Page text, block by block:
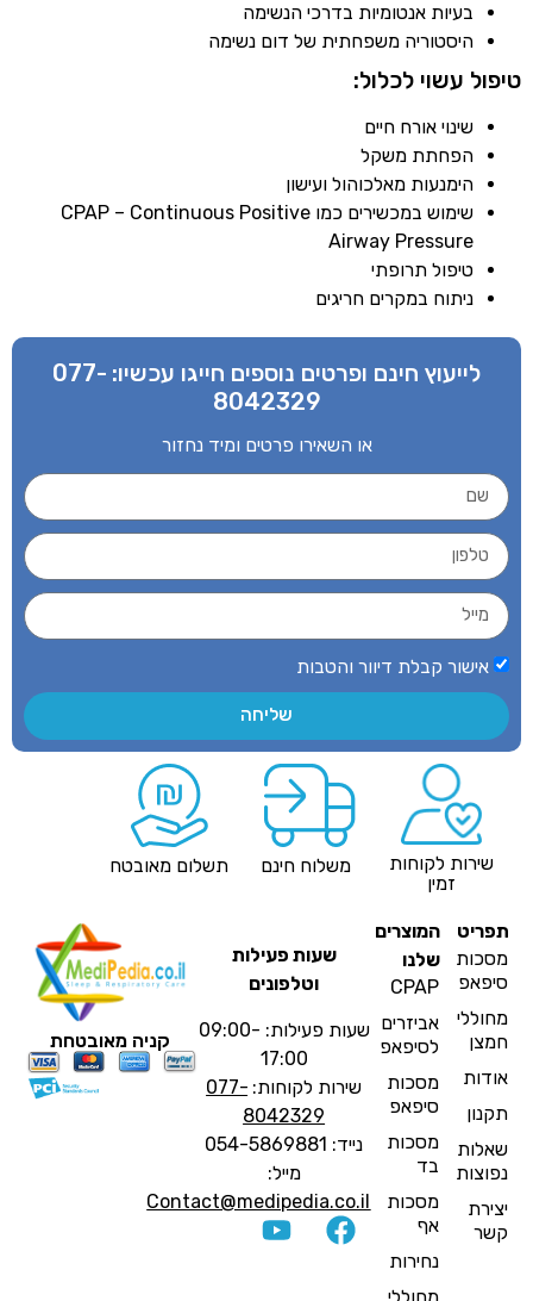
בעיות אנטומיות בדרכי הנשימה
היסטוריה משפחתית של דום נשימה
עשוי לכלול:
שינוי אורח חיים
הפחתת משקל
הימנעות מאלכוהול ועישון
שימוש במכשירים כמו
CPAP– Continuous Positive
Airway Pressure
טיפול תרופתי
ניתוח במקרים חריגים
לייעוץ חינם ופרטים נוספים חייגו עכשיו: 077-
8042329
או השאירו פרטים ומיד נחזור
אישור קבלת דיוור והטבות
שליחה
שירות לקוחות
זמין
משלוח חינם תשלום מאובטח
מסכות
סיפאפ
מחוללי
חמצן
אודות
תקנון
שאלות
נפוצות
יצירת
קשר
המוצרים
שלנו
CPAP
אביזרים
לסיפאפ
מסכות
סיפאפ
מסכות
בד
מסכות
נחירות
מחוללי
שעות פעילות
וטלפונים
שעות פעילות: 09:00-
17:00
שירות לקוחות:077-
8042329
נייד: 054-5869881
מייל:
Contact@medipedia.co.il
קניה מאובטחת